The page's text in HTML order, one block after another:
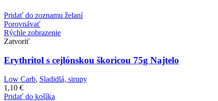
Pridať do zoznamu želaní
Porovnávať
Rýchle zobrazenie
Zatvoriť
Erythritol s cejlónskou škoricou 75g Najtelo
Low Carb, Sladidlá, sirupy
1,10 €
Pridať do košíka